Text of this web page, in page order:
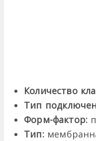
Количество
Тип
Форм-фактор:
Тип: